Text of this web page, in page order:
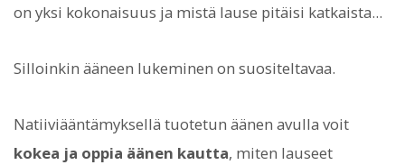
on yksi kokonaisuus ja mistä lause pitäisi katkaista...
Silloinkin ääneen lukeminen on suositeltavaa.
Natiiviääntämyksellä tuotetun äänen avulla voit
kokea ja oppia äänen kautta, miten lauseet